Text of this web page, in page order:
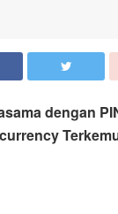
dengan